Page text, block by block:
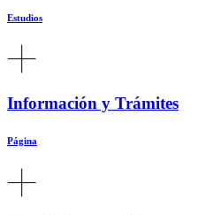
Estudios
Información y Trámites
Página